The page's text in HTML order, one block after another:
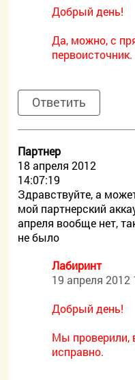
Добрый день!
Да, можно, с
первоисточник.
Ответить
Партнер
18 апреля 2012
14:07:19
Здравствуйте, а
мой партнерский
апреля вообще нет,
не было
Лабиринт
19 апреля 2012
Добрый день!
Мы проверили,
исправно.